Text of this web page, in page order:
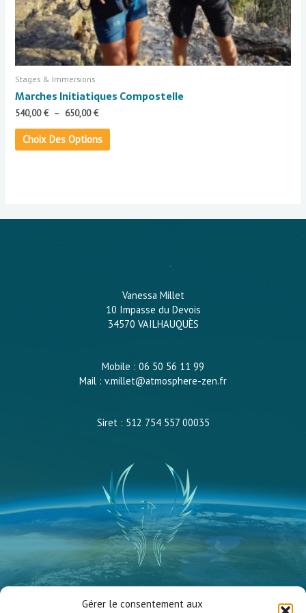
Gérer le consentement aux
Stages & Immersions
Marches Initiatiques Compostelle
540,00€ – 650,00€
Choix Des Options
Vanessa Millet
10 Impasse du Devois
34570 VAILHAUQUÈS
Mobile : 06 50 56 11 99
Mail : v.millet@atmosphere-zen.fr
Siret : 512 754 557 00035
Vanessa Millet